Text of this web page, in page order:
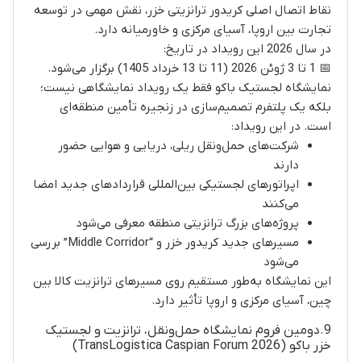
نقاط اتصال اصلی کریدور ترانزیتی خزر، نقش مهمی در توسعه
تجارت بین اروپا، آسیای مرکزی و خاورمیانه دارد.
در سال 2026 این رویداد در تاریخ:
📅 1 تا 3 ژوئن 2026 (11 تا 13 خرداد 1405) برگزار می‌شود.
نمایشگاه لجستیک باکو فقط یک رویداد نمایشگاهی نیست؛
بلکه یک پلتفرم تصمیم‌سازی در زنجیره تأمین منطقه‌ای
است. در این رویداد:
شرکت‌های حمل‌ونقل ریلی، دریایی و هوایی حضور
دارند
اپراتورهای لجستیکی بین‌المللی قراردادهای جدید امضا
می‌کنند
پروژه‌های بزرگ ترانزیتی منطقه معرفی می‌شود
مسیرهای جدید کریدور خزر و “Middle Corridor” بررسی
می‌شود
این نمایشگاه به‌طور مستقیم روی مسیرهای ترانزیت کالا بین
چین، آسیای مرکزی و اروپا تأثیر دارد.
9.دومین فروم نمایشگاه حمل‌ونقل، ترانزیت و لجستیک
خزر باکو (TransLogistica Caspian Forum 2026)